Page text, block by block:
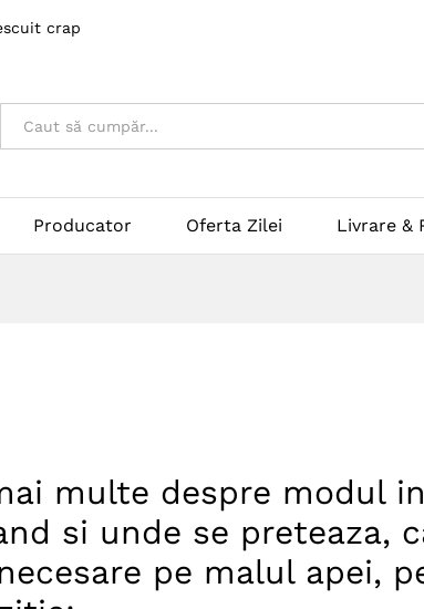
crap
Toate
Producator Oferta Zilei Livrare &
multe despre modul
si unde se preteaza,
pe malul apei,